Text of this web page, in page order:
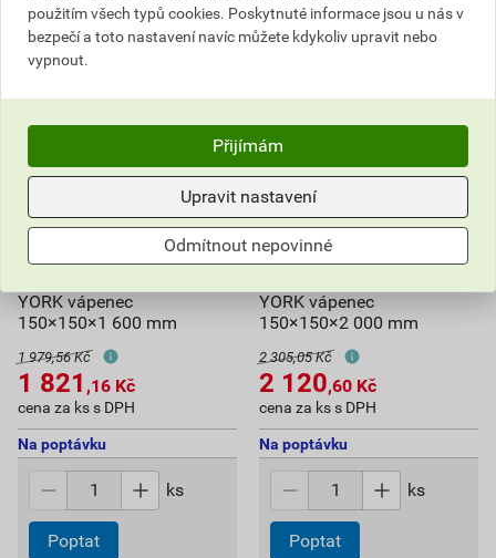
YORK vápenec
150×150×1 600 mm
1 979,56 Kč
1 821 ,16 Kč
cena za ks s DPH
Na poptávku
ks
Poptat
YORK vápenec
150×150×2 000 mm
2 305,05 Kč
2 120,60 Kč
cena za ks s DPH
Na poptávku
ks
Poptat
použitím všech typů cookies. Poskytnuté informace jsou u nás v
bezpečí a toto nastavení navíc můžete kdykoliv upravit nebo
vypnout.
Přijímám
Upravit nastavení
Odmítnout nepovinné